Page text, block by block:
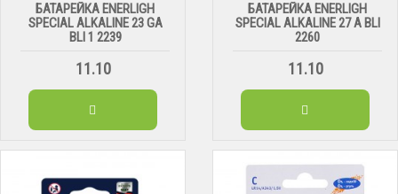
БАТАРЕЙКА ENERLIGH
SPECIAL ALKALINE 23 GA
BLI 1 2239
11.10
БАТАРЕЙКА ENERLIGH
SPECIAL ALKALINE 27 A BLI
2260
11.10